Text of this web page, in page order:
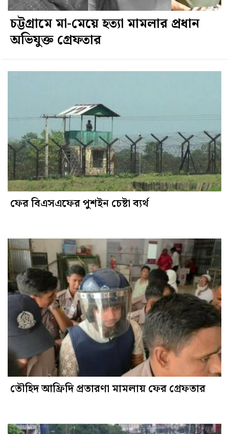
চট্টগ্রামে মা-মেয়ে হত্যা মামলার প্রধান
অভিযুক্ত গ্রেফতার
ফের বিএসএফের পুশইন চেষ্টা ব্যর্থ
তৌহিদ আফ্রিদি প্রতারণা মামলায় ফের গ্রেফতার